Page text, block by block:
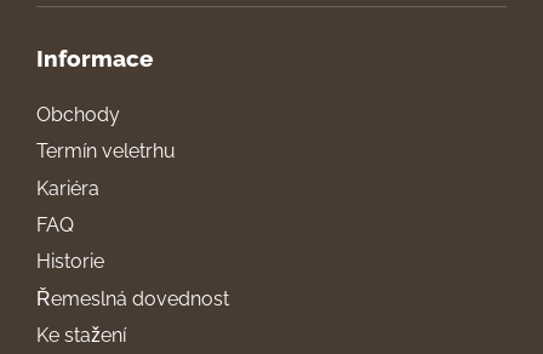
Informace
Obchody
Termín veletrhu
Kariéra
FAQ
Historie
Řemeslná dovednost
Ke stažení